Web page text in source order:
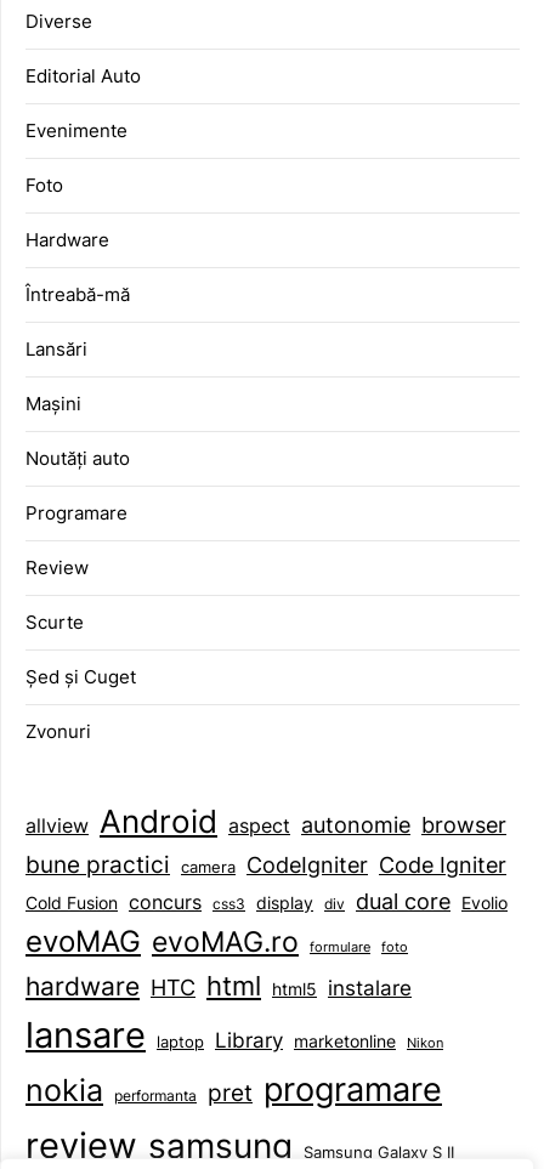
Diverse
Editorial Auto
Evenimente
Foto
Hardware
Întreabă-mă
Lansări
Mașini
Noutăți auto
Programare
Review
Scurte
Șed și Cuget
Zvonuri
allview Android aspect autonomie browser
bune practici camera CodeIgniter Code Igniter
Cold Fusion concurs css3 display div dual core Evolio
evoMAG evoMAG.ro formulare foto
hardware HTC html html5 instalare
lansare laptop Library marketonline Nikon
nokia performanta pret programare
review samsung Samsung Galaxy S II